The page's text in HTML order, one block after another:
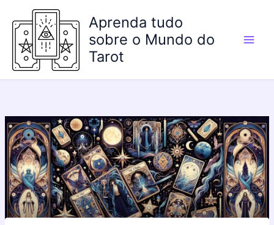
para
conteúdo
Aprenda tudo
sobre o Mundo do
Tarot